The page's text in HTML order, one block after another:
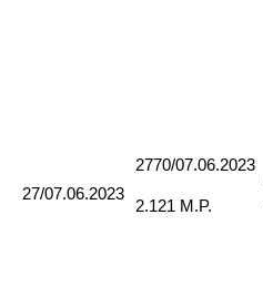
27/07.06.2023
2770/07.06.2023
2.121 M.P.